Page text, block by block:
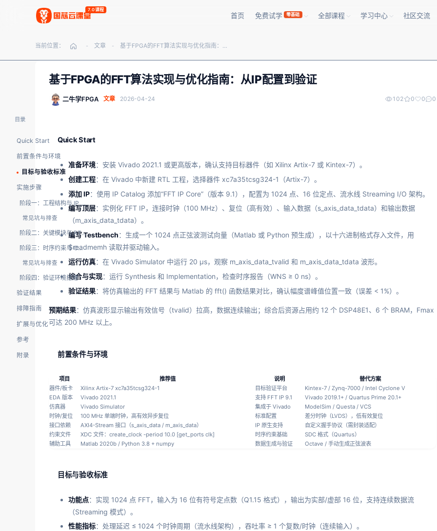
7.0课程
首页 免费试学 零基础 全部课程 学习中心 社区交流
当前位置： - 文章 - 基于FPGA的FFT算法实现与优化指南：从IP配置到验证
基于FPGA的FFT算法实现与优化指南：从IP配置到验证
二牛学FPGA 文章 2026-04-24 102 0 0 0
目录
Quick Start
前置条件与环境
目标与验收标准
实施步骤
阶段一：工程结构与 IP 配置
常见坑与排查
阶段二：关键模块与 RTL 实现
阶段三：时序约束与 CDC 处理
常见坑与排查
阶段四：验证环境搭建
验证结果
排障指南
扩展与优化
参考
附录
Quick Start
准备环境：安装 Vivado 2021.1 或更高版本，确认支持目标器件（如 Xilinx Artix-7 或 Kintex-7）。
创建工程：在 Vivado 中新建 RTL 工程，选择器件 xc7a35tcsg324-1（Artix-7）。
添加 IP：使用 IP Catalog 添加“FFT IP Core”（版本 9.1），配置为 1024 点、16 位定点、流水线 Streaming I/O 架构。
编写顶层：实例化 FFT IP，连接时钟（100 MHz）、复位（高有效）、输入数据（s_axis_data_tdata）和输出数据
（m_axis_data_tdata）。
编写 Testbench：生成一个 1024 点正弦波测试向量（Matlab 或 Python 预生成），以十六进制格式存入文件，用
$readmemh 读取并驱动输入。
运行仿真：在 Vivado Simulator 中运行 20 μs，观察 m_axis_data_tvalid 和 m_axis_data_tdata 波形。
综合与实现：运行 Synthesis 和 Implementation，检查时序报告（WNS ≥ 0 ns）。
验证结果：将仿真输出的 FFT 结果与 Matlab 的 fft() 函数结果对比，确认幅度谱峰值位置一致（误差 < 1%）。
预期结果：仿真波形显示输出有效信号（tvalid）拉高，数据连续输出；综合后资源占用约 12 个 DSP48E1、6 个 BRAM，Fmax
可达 200 MHz 以上。
前置条件与环境
项目 推荐值 说明
替代方案
器件/板卡
Xilinx Artix-7 xc7a35tcsg324-1 目标验证平台
Kintex-7 / Zynq-7000 / Intel Cyclone V
EDA 版本
Vivado 2021.1 支持 FFT IP 9.1
Vivado 2019.1+ / Quartus Prime 20.1+
仿真器
Vivado Simulator 集成于 Vivado
ModelSim / Questa / VCS
时钟/复位
100 MHz 单端时钟，高有效异步复位 标准配置
差分时钟（LVDS），低有效复位
接口依赖
AXI4-Stream 接口（s_axis_data / m_axis_data） IP 原生支持
自定义握手协议（需封装适配）
约束文件
XDC 文件：create_clock -period 10.0 [get_ports clk] 时序约束基础
SDC 格式（Quartus）
辅助工具
Matlab 2020b / Python 3.8 + numpy 数据生成与验证 Octave / 手动生成正弦波表
目标与验收标准
功能点：实现 1024 点 FFT，输入为 16 位有符号定点数（Q1.15 格式），输出为实部/虚部 16 位，支持连续数据流
（Streaming 模式）。
性能指标：处理延迟 ≤ 1024 个时钟周期（流水线架构），吞吐率 ≥ 1 个复数/时钟（连续输入）。